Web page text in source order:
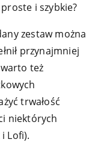
i szybkie?
zestaw można
przynajmniej
też
trwałość
niektórych
Lofi).